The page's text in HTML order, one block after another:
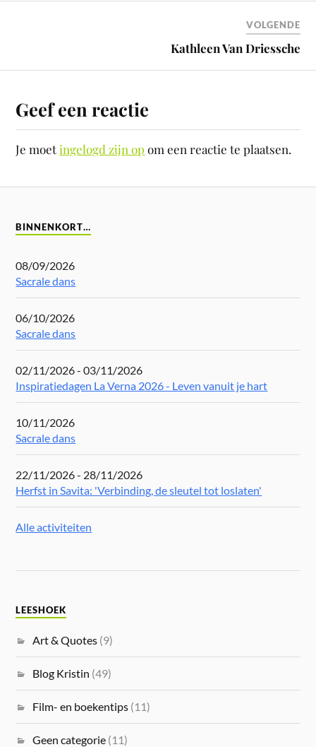
VOLGENDE
Kathleen Van Driessche
Geef een reactie
Je moetingelogd zijn op om een reactie te plaatsen.
BINNENKORT…
08/09/2026
Sacrale dans
06/10/2026
Sacrale dans
02/11/2026 - 03/11/2026
Inspiratiedagen La Verna 2026 - Leven vanuit je hart
10/11/2026
Sacrale dans
22/11/2026 - 28/11/2026
Herfst in Savita: 'Verbinding, de sleutel tot loslaten'
Alle activiteiten
LEESHOEK
Art & Quotes (9)
Blog Kristin (49)
Film- en boekentips (11)
Geen categorie (11)